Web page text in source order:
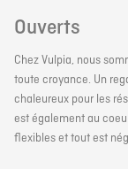
Ouverts
Chez Vulpia, nous
toute croyance. Un
chaleureux pour les
est également au
flexibles et tout est